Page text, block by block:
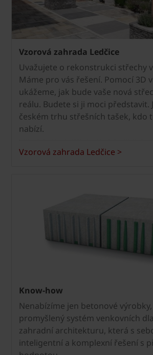
Vzorová zahrada Ledčice
Uvažujete o rekonstrukci střechy
Máme pro vás řešení. Pomocí 3D
ukážeme, jak bude vaše nová
reálu. Budete si ji moci představit.
českém trhu střešních tašek, kdo
nabízí.
Vzorová zahrada Ledčice >
Know-how
Nenabízíme jen betonové
promyšlený systém venkovních
zahradní architekturu, která s
inteligentní a komplexní řešení s